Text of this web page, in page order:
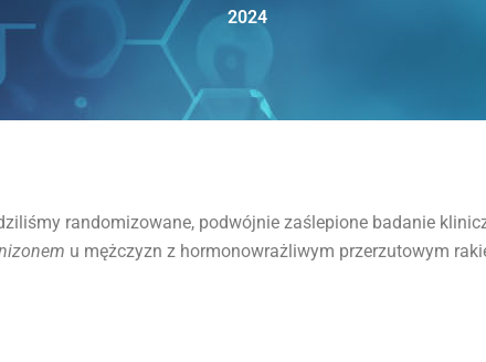
2024
randomizowane, podwójnie zaślepione badanie
u mężczyzn z hormonowrażliwym przerzutowym